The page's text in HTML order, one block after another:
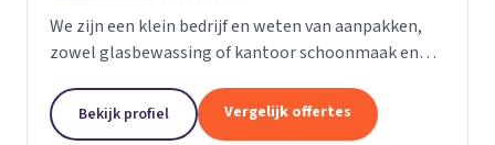
We zijn een klein bedrijf en weten van aanpakken,
zowel glasbewassing of kantoor schoonmaak en
bedrijven waar schoon gemaakt moet worden is
voor ons...
Bekijk profiel Vergelijk offertes